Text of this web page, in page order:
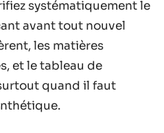
systématiquement le
avant tout nouvel
les matières
et le tableau de
quand il faut